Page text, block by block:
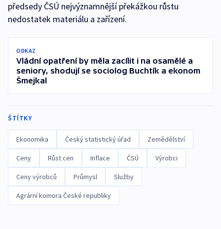
předsedy ČSÚ nejvýznamnější překážkou růstu
nedostatek materiálu a zařízení.
ODKAZ
Vládní opatření by měla zacílit i na osamělé a
seniory, shodují se sociolog Buchtík a ekonom
Šmejkal
ŠTÍTKY
Ekonomika Český statistický úřad Zemědělství
Ceny Růst cen Inflace ČSÚ Výrobci
Ceny výrobců Průmysl Služby
Agrární komora České republiky